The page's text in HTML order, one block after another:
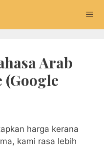
Arab
(Google
harga kerana
kami rasa lebih